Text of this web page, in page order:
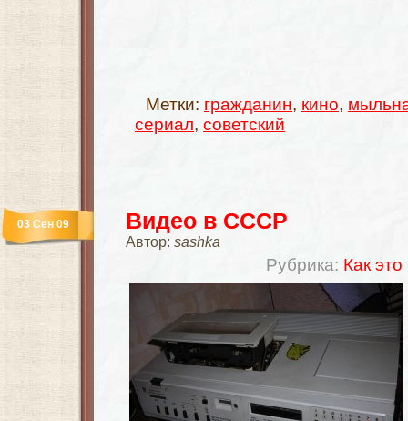
Метки: гражданин, кино,
сериал, советский
Видео в СССР
Автор: sashka
Рубрика: Как
03 Сен 09